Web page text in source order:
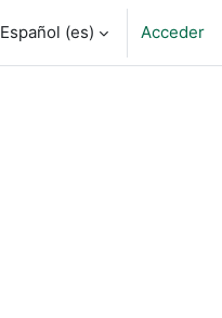
Español ‎(es)‎ Acceder